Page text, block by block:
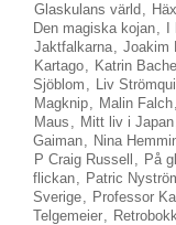
Glaskulans värld ,
Den magiska kojan,
Jaktfalkarna, Joakim
Kartago, Katrin
Sjöblom , Liv
Magknip, Malin Falch,
Maus , Mitt liv i Japan
Gaiman, Nina
P Craig Russell , På
flickan, Patric
Sverige, Professor
Telgemeier,